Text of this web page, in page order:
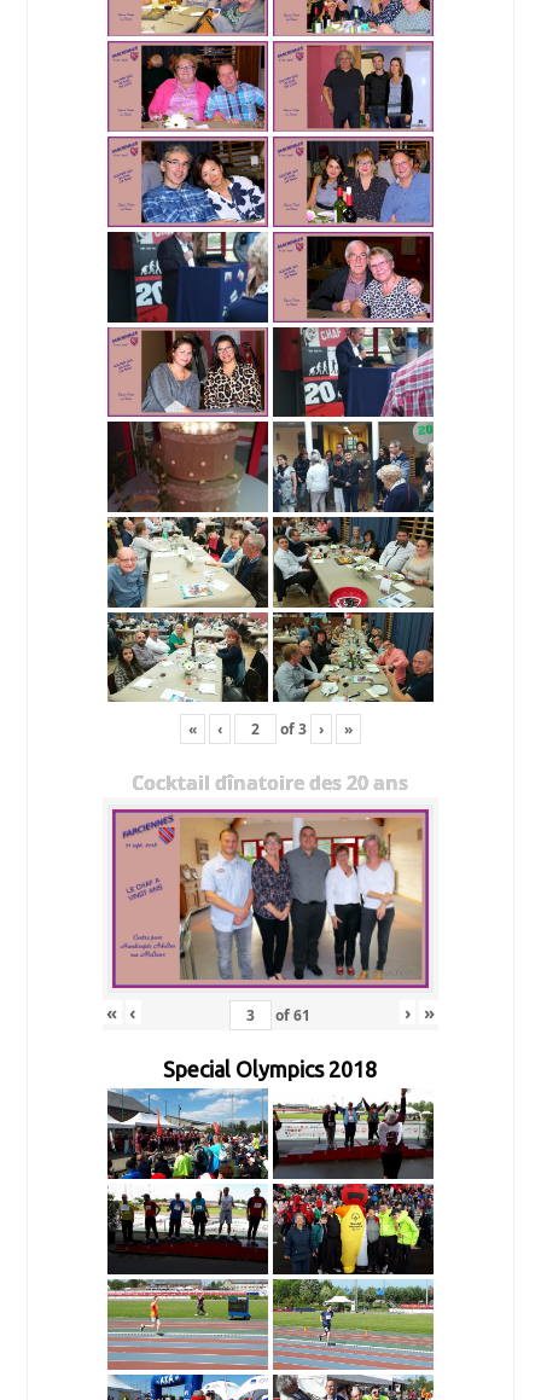
« ‹ of3 › »
Cocktail dînatoire des 20 ans
« ‹ of61 › »
Special Olympics 2018